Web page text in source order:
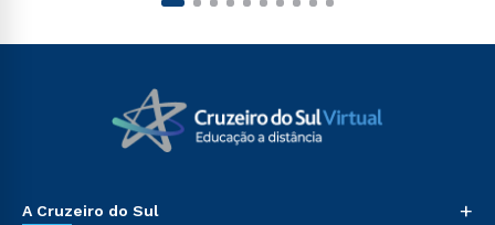
A Cruzeiro do Sul +